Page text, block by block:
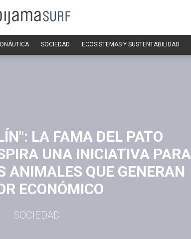
SOCIEDAD ECOSISTEMAS Y SUSTENTABILIDAD
LA FAMA DEL PATO
UNA INICIATIVA PARA
ANIMALES QUE GENERAN
ECONÓMICO
SOCIEDAD